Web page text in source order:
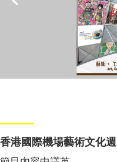
香港國際機場藝術文化週